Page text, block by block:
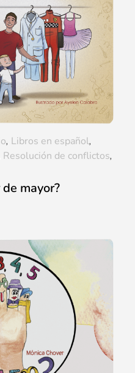
mayor?
, Libros en español,
Resolución de conflictos,